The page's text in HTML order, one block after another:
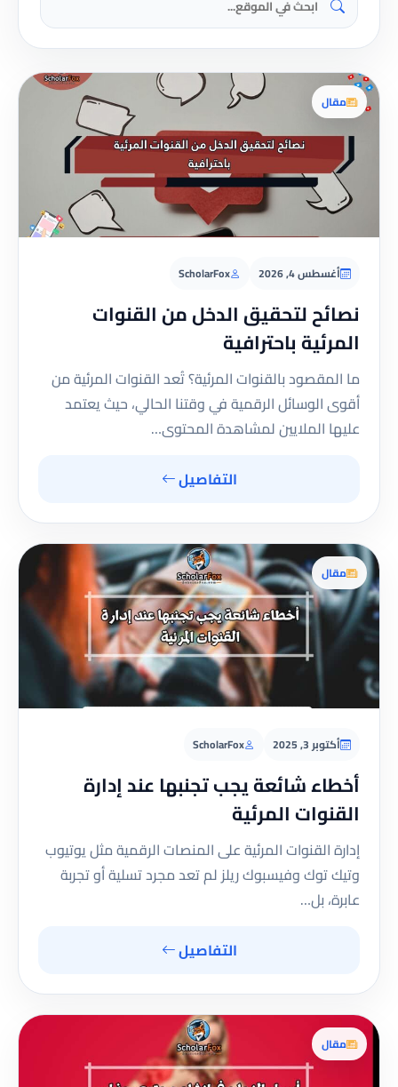
مقال
أغسطس 4, 2026 ScholarFox
نصائح لتحقيق الدخل من القنوات
المرئية باحترافية
ما المقصود بالقنوات المرئية؟ تُعد القنوات المرئية من
أقوى الوسائل الرقمية في وقتنا الحالي، حيث يعتمد
عليها الملايين لمشاهدة المحتوى…
التفاصيل
مقال
أكتوبر 3, 2025 ScholarFox
أخطاء شائعة يجب تجنبها عند إدارة
القنوات المرئية
إدارة القنوات المرئية على المنصات الرقمية مثل يوتيوب
وتيك توك وفيسبوك ريلز لم تعد مجرد تسلية أو تجربة
عابرة، بل…
التفاصيل
مقال